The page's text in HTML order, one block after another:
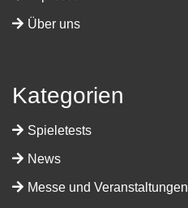
Über uns
Kategorien
Spieletests
News
Messe und Veranstaltungen